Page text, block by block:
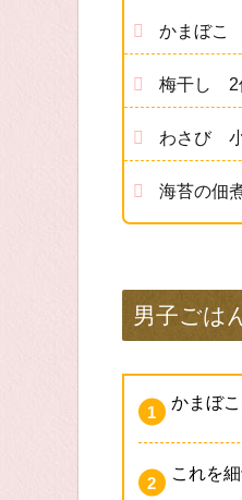
かまぼこ
梅干し 2
わさび
海苔の佃
男子ごは
かまぼ
これを